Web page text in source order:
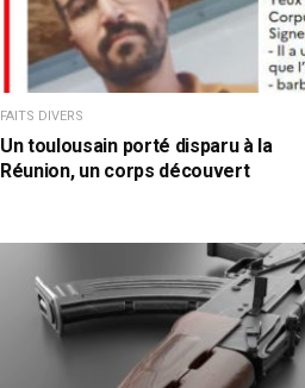
FAITS DIVERS
Un toulousain porté disparu à la
Réunion, un corps découvert